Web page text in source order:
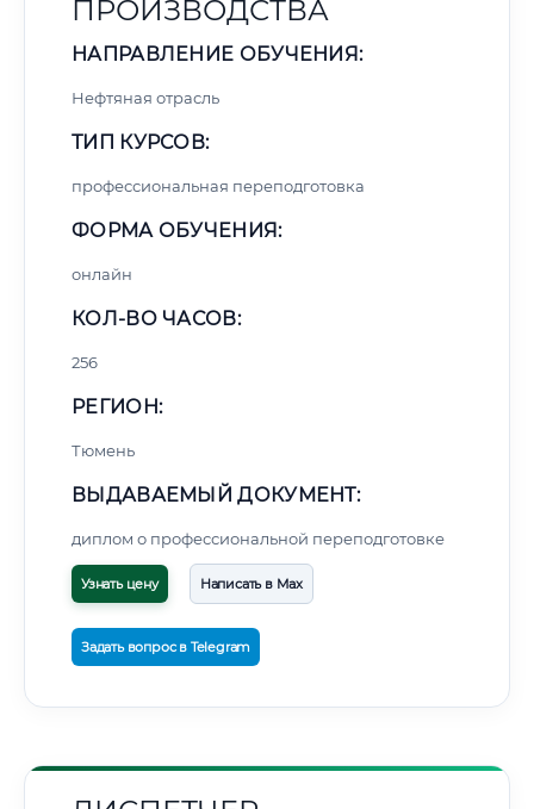
ПРОИЗВОДСТВА
НАПРАВЛЕНИЕ ОБУЧЕНИЯ:
Нефтяная отрасль
ТИП КУРСОВ:
профессиональная переподготовка
ФОРМА ОБУЧЕНИЯ:
онлайн
КОЛ-ВО ЧАСОВ:
256
РЕГИОН:
Тюмень
ВЫДАВАЕМЫЙ ДОКУМЕНТ:
диплом о профессиональной переподготовке
Узнать цену Написать в Max
Задать вопрос в Telegram